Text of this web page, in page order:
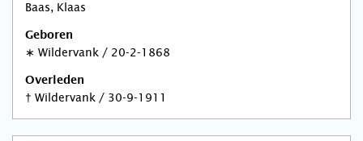
Baas, Klaas
Geboren
∗ Wildervank / 20-2-1868
Overleden
† Wildervank / 30-9-1911